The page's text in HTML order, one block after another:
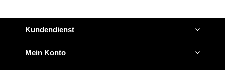
Kundendienst
Mein Konto